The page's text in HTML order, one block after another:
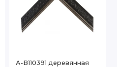
А-В110391 деревянная